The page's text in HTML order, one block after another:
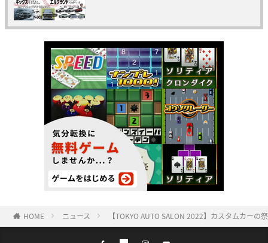
HOME ニュース 【TOKYO AUTO SALON 2022】カスタムカー